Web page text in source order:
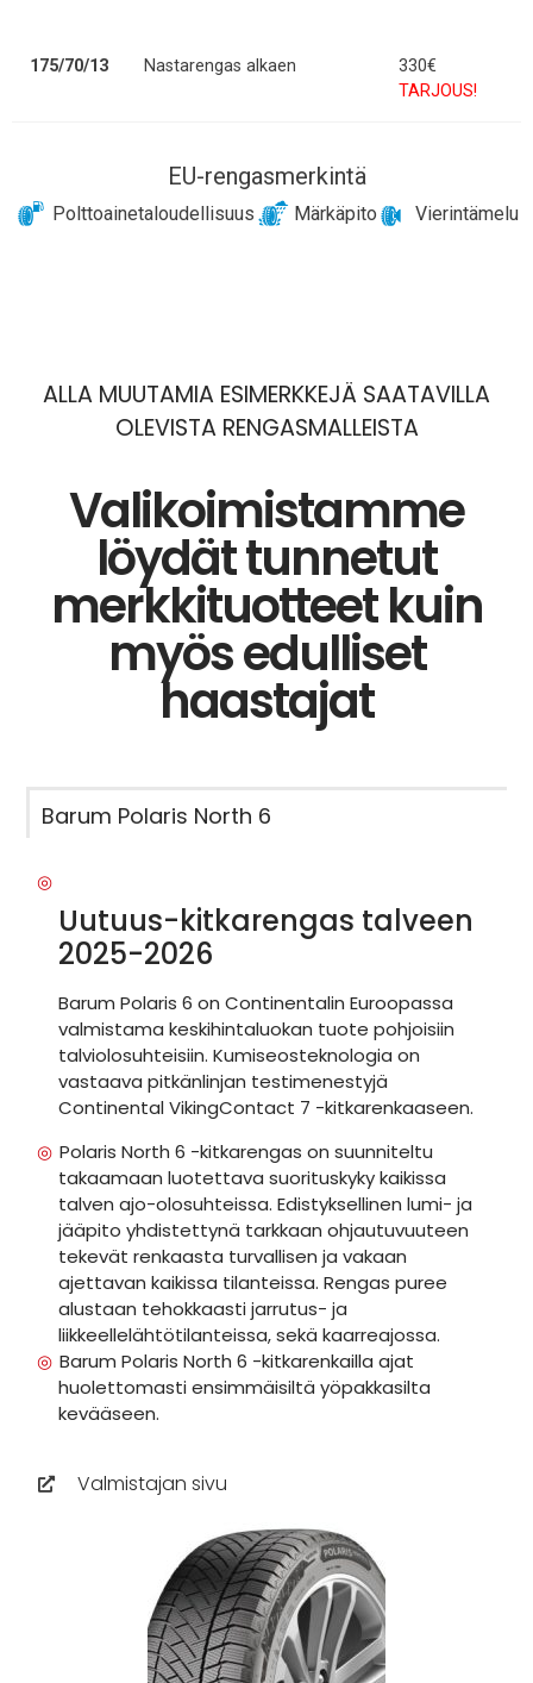
175/70/13 Nastarengas alkaen
330€
TARJOUS!
EU-rengasmerkintä
Polttoainetaloudellisuus Märkäpito Vierintämelu
ALLA MUUTAMIA ESIMERKKEJÄ SAATAVILLA
OLEVISTA RENGASMALLEISTA
Valikoimistamme
löydät tunnetut
merkkituotteet kuin
myös edulliset
haastajat
Barum Polaris North 6
Uutuus-kitkarengas talveen
2025-2026
Barum Polaris 6 on Continentalin Euroopassa
valmistama keskihintaluokan tuote pohjoisiin
talviolosuhteisiin. Kumiseosteknologia on
vastaava pitkänlinjan testimenestyjä
Continental VikingContact 7 -kitkarenkaaseen.
Polaris North 6 -kitkarengas on suunniteltu
takaamaan luotettava suorituskyky kaikissa
talven ajo-olosuhteissa. Edistyksellinen lumi- ja
jääpito yhdistettynä tarkkaan ohjautuvuuteen
tekevät renkaasta turvallisen ja vakaan
ajettavan kaikissa tilanteissa. Rengas puree
alustaan tehokkaasti jarrutus- ja
liikkeellelähtötilanteissa, sekä kaarreajossa.
Barum Polaris North 6 -kitkarenkailla ajat
huolettomasti ensimmäisiltä yöpakkasilta
kevääseen.
Valmistajan sivu